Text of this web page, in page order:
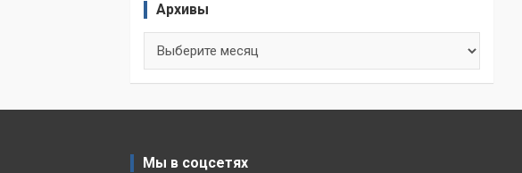
Архивы
Мы в соцсетях